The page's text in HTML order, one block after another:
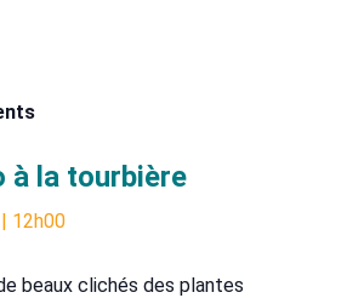
à la tourbière
| 12h00
beaux clichés des plantes